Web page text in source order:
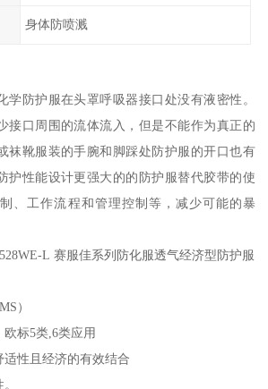
身体防喷溅
学防护服在头罩呼吸器接口处没有液密性。
接口周围的流体流入，但是不能作为真正的
袜靴服装的手腕和脚踩处防护服的开口也有
护性能设计更强大的的防护服替代胶带的使
、工作流程和管理控制等，减少可能的暴
L 赛服佳系列防化服透气经济型防护服
）
标5类,6类应用
适性且经济的有效结合